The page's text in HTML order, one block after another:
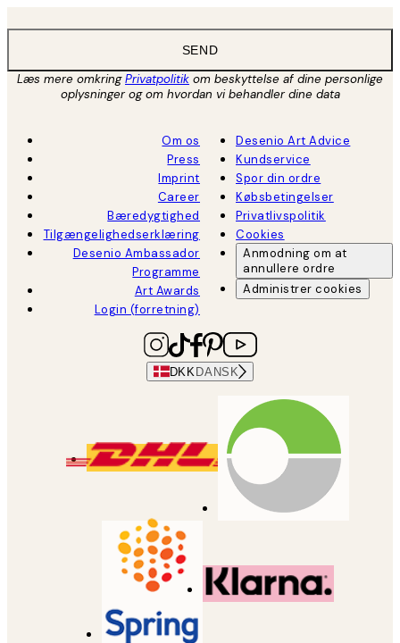
SEND
Læs mere omkringPrivatpolitik om beskyttelse af dine personlige
oplysninger og om hvordan vi behandler dine data
Om os
Press
Imprint
Career
Bæredygtighed
Tilgængelighedserklæring
Desenio Ambassador
Programme
Art Awards
Login (forretning)
Desenio Art Advice
Kundservice
Spor din ordre
Købsbetingelser
Privatlivspolitik
Cookies
Anmodning om at
annullere ordre
Administrer cookies
DKK DANSK